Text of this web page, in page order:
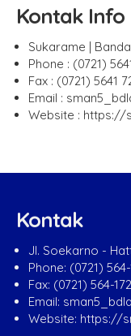
Kontak Info
Sukarame |
Phone : (0721)
Fax : (0721) 5641
Email :
Website : https://
Kontak
Jl. Soekarno -
Phone: (0721)
Fax: (0721) 564-
Email:
Website: https://